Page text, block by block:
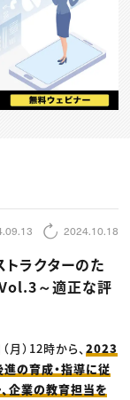
ィア
2024.10.18
トラクターのた
Vol.3～適正な評
月）12時から、2023
進の育成・指導に従
企業の教育担当を